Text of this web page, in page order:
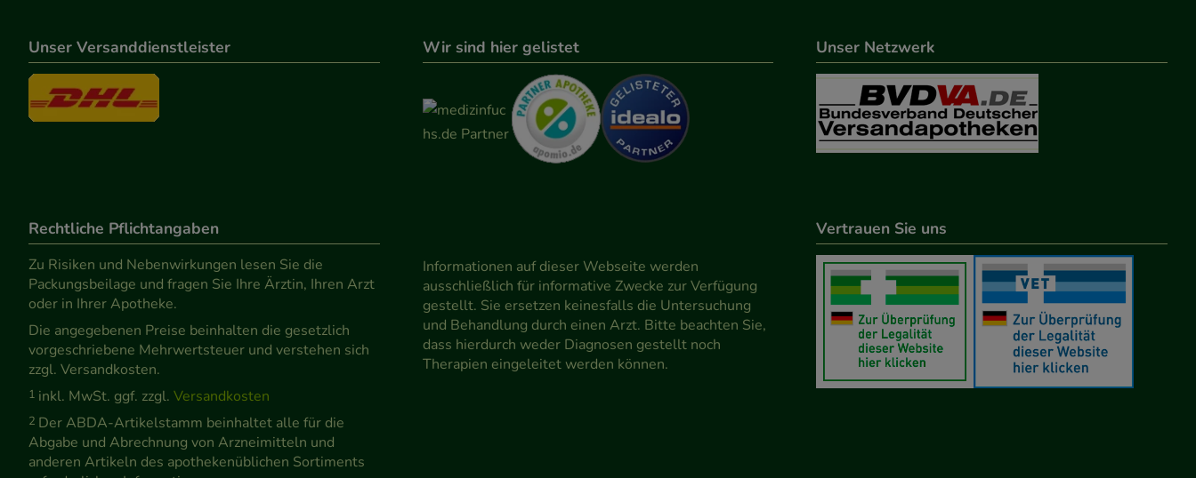
Unser Versanddienstleister Wir sind hier gelistet Unser Netzwerk
Rechtliche Pflichtangaben
Zu Risiken und Nebenwirkungen lesen Sie die
Packungsbeilage und fragen Sie Ihre Ärztin, Ihren Arzt
oder in Ihrer Apotheke.
Die angegebenen Preise beinhalten die gesetzlich
vorgeschriebene Mehrwertsteuer und verstehen sich
zzgl. Versandkosten.
1 inkl. MwSt. ggf. zzgl. Versandkosten
2 Der ABDA-Artikelstamm beinhaltet alle für die
Abgabe und Abrechnung von Arzneimitteln und
anderen Artikeln des apothekenüblichen Sortiments
Informationen auf dieser Webseite werden
ausschließlich für informative Zwecke zur Verfügung
gestellt. Sie ersetzen keinesfalls die Untersuchung
und Behandlung durch einen Arzt. Bitte beachten Sie,
dass hierdurch weder Diagnosen gestellt noch
Therapien eingeleitet werden können.
Vertrauen Sie uns